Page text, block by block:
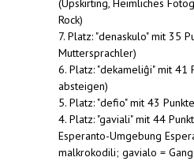
(Upskirting, Heimliches
Rock)
7. Platz: "denaskulo" mit 35
Muttersprachler)
6. Platz: "dekameliĝi" mit 41
absteigen)
5. Platz: "defio" mit 43
4. Platz: "gaviali" mit 44
Esperanto-Umgebung
malkrokodili; gavialo =